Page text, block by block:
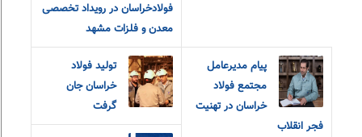
فولادخراسان در رویداد تخصصی
معدن و فلزات مشهد
پیام مدیرعامل
مجتمع فولاد
خراسان در تهنیت
فجر انقلاب
تولید فولاد
خراسان جان
گرفت